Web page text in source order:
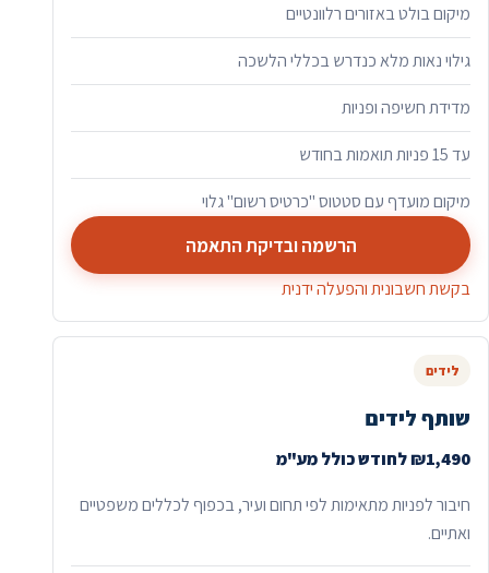
מיקום בולט באזורים רלוונטיים
גילוי נאות מלא כנדרש בכללי הלשכה
מדידת חשיפה ופניות
עד 15 פניות תואמות בחודש
מיקום מועדף עם סטטוס "כרטיס רשום" גלוי
הרשמה ובדיקת התאמה
בקשת חשבונית והפעלה ידנית
לידים
שותף לידים
₪1,490 לחודש כולל מע"מ
חיבור לפניות מתאימות לפי תחום ועיר, בכפוף לכללים משפטיים
ואתיים.